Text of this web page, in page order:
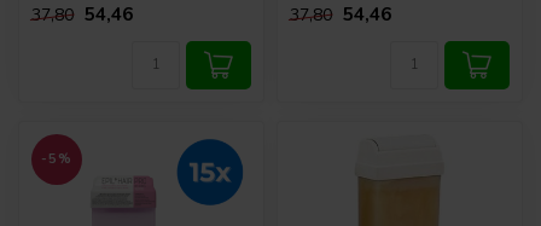
37,80 54,46 37,80 54,46
-5%